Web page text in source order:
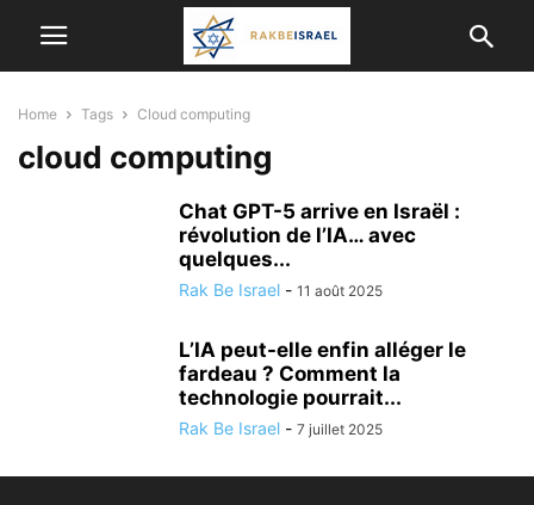
Home Tags Cloud computing
cloud computing
Chat GPT-5 arrive en Israël :
révolution de l’IA… avec
quelques...
Rak Be Israel - 11 août 2025
L’IA peut-elle enfin alléger le
fardeau ? Comment la
technologie pourrait...
Rak Be Israel - 7 juillet 2025